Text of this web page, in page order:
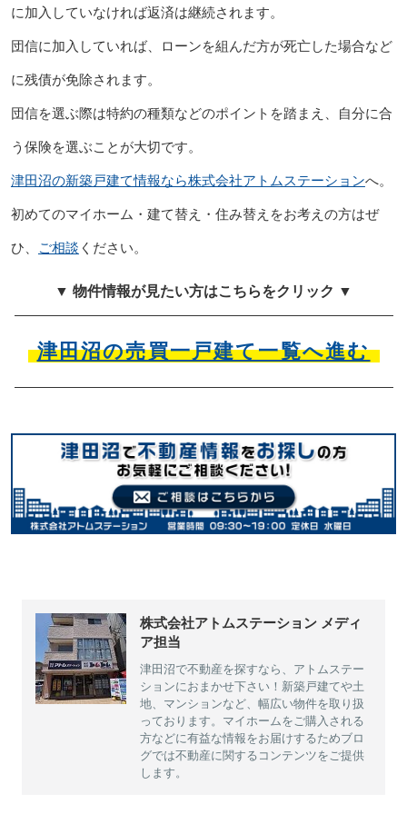
に加入していなければ返済は継続されます。
団信に加入していれば、ローンを組んだ方が死亡した場合など
に残債が免除されます。
団信を選ぶ際は特約の種類などのポイントを踏まえ、自分に合
う保険を選ぶことが大切です。
津田沼の新築戸建て情報なら株式会社アトムステーションへ。
初めてのマイホーム・建て替え・住み替えをお考えの方はぜ
ひ、 ご相談 ください。
▼ 物件情報が見たい方はこちらをクリック ▼
津田沼の売買一戸建て一覧へ進む
株式会社アトムステーション メディ
ア担当
津田沼で不動産を探すなら、アトムステー
ションにおまかせ下さい！新築戸建てや土
地、マンションなど、幅広い物件を取り扱
っております。マイホームをご購入される
方などに有益な情報をお届けするためブロ
グでは不動産に関するコンテンツをご提供
します。